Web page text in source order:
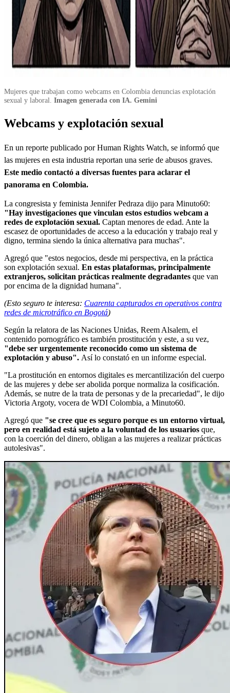
Mujeres que trabajan como webcams en Colombia denuncias explotación
sexual y laboral. Imagen generada con IA. Gemini
Webcams y explotación sexual
En un reporte publicado por Human Rights Watch, se informó que
las mujeres en esta industria reportan una serie de abusos graves.
Este medio contactó a diversas fuentes para aclarar el
panorama en Colombia.
La congresista y feminista Jennifer Pedraza dijo para Minuto60:
"Hay investigaciones que vinculan estos estudios webcam a
redes de explotación sexual. Captan menores de edad. Ante la
escasez de oportunidades de acceso a la educación y trabajo real y
digno, termina siendo la única alternativa para muchas".
Agregó que "estos negocios, desde mi perspectiva, en la práctica
son explotación sexual. En estas plataformas, principalmente
extranjeros, solicitan prácticas realmente degradantes que van
por encima de la dignidad humana".
(Esto seguro te interesa: Cuarenta capturados en operativos contra
redes de microtráfico en Bogotá)
Según la relatora de las Naciones Unidas, Reem Alsalem, el
contenido pornográfico es también prostitución y este, a su vez,
"debe ser urgentemente reconocido como un sistema de
explotación y abuso". Así lo constató en un informe especial.
"La prostitución en entornos digitales es mercantilización del cuerpo
de las mujeres y debe ser abolida porque normaliza la cosificación.
Además, se nutre de la trata de personas y de la precariedad", le dijo
Victoria Argoty, vocera de WDI Colombia, a Minuto60.
Agregó que "se cree que es seguro porque es un entorno virtual,
pero en realidad está sujeto a la voluntad de los usuarios que,
con la coerción del dinero, obligan a las mujeres a realizar prácticas
autolesivas".